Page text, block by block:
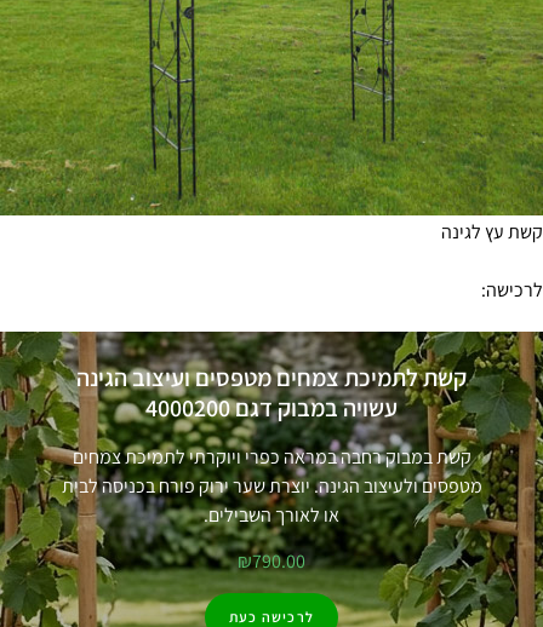
עץ לגינה
קשת לתמיכת צמחים מטפסים ועיצוב הגינה
עשויה במבוק דגם 4000200
קשת במבוק רחבה במראה כפרי ויוקרתי לתמיכת צמחים
מטפסים ולעיצוב הגינה. יוצרת שער ירוק פורח בכניסה לבית
או לאורך השבילים.
₪790.00
לרכישה כעת